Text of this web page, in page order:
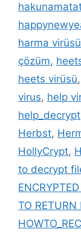
harma virüsü
çözüm,
heets virüsü,
virus, help
help_decrypt
Herbst,
HollyCrypt,
to decrypt
TO RETURN